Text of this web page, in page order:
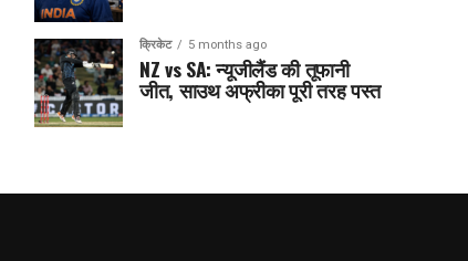
क्रिकेट 5 months ago
NZ vs SA: न्यूजीलैंड की तूफानी
जीत, साउथ अफ्रीका पूरी तरह पस्त